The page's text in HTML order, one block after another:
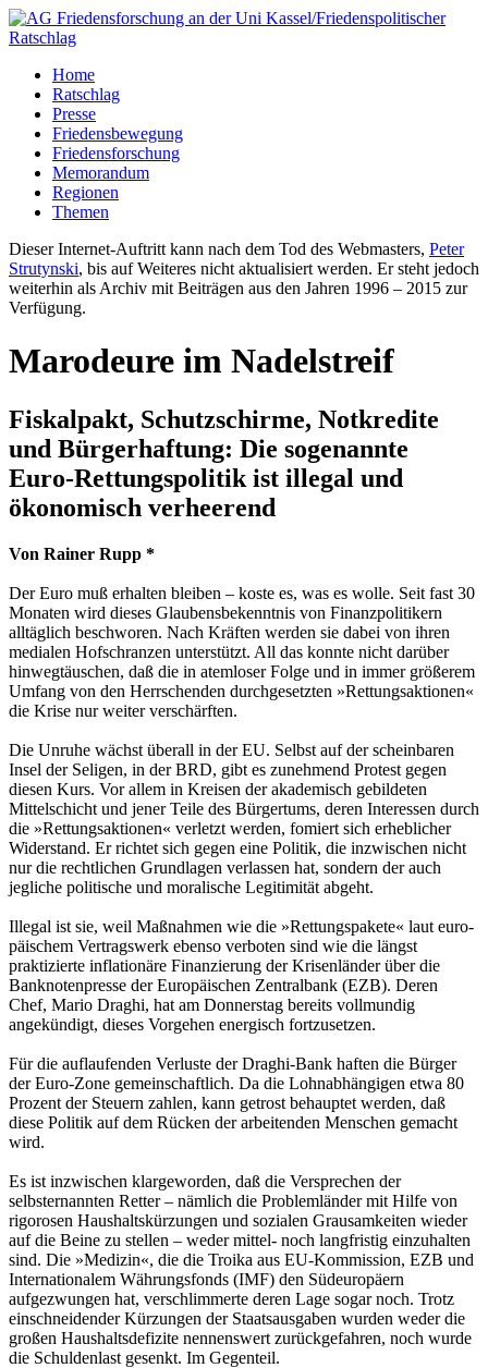
Home
Ratschlag
Presse
Friedensbewegung
Friedensforschung
Memorandum
Regionen
Themen
Dieser Internet-Auftritt kann nach dem Tod des Webmasters, Peter
Strutynski, bis auf Weiteres nicht aktualisiert werden. Er steht jedoch
weiterhin als Archiv mit Beiträgen aus den Jahren 1996 – 2015 zur
Verfügung.
Marodeure im Nadelstreif
Fiskalpakt, Schutzschirme, Notkredite
und Bürgerhaftung: Die sogenannte
Euro-Rettungspolitik ist illegal und
ökonomisch verheerend
Von Rainer Rupp *
Der Euro muß erhalten bleiben – koste es, was es wolle. Seit fast 30
Monaten wird dieses Glaubensbekenntnis von Finanzpolitikern
alltäglich beschworen. Nach Kräften werden sie dabei von ihren
medialen Hofschranzen unterstützt. All das konnte nicht darüber
hinwegtäuschen, daß die in atemloser Folge und in immer größerem
Umfang von den Herrschenden durchgesetzten »Rettungsaktionen«
die Krise nur weiter verschärften.
Die Unruhe wächst überall in der EU. Selbst auf der scheinbaren
Insel der Seligen, in der BRD, gibt es zunehmend Protest gegen
diesen Kurs. Vor allem in Kreisen der akademisch gebildeten
Mittelschicht und jener Teile des Bürgertums, deren Interessen durch
die »Rettungsaktionen« verletzt werden, fomiert sich erheblicher
Widerstand. Er richtet sich gegen eine Politik, die inzwischen nicht
nur die rechtlichen Grundlagen verlassen hat, sondern der auch
jegliche politische und moralische Legitimität abgeht.
Illegal ist sie, weil Maßnahmen wie die »Rettungspakete« laut euro­
päischem Vertragswerk ebenso verboten sind wie die längst
praktizierte inflationäre Finanzierung der Krisenländer über die
Banknotenpresse der Europäischen Zentralbank (EZB). Deren
Chef, Mario Draghi, hat am Donnerstag bereits vollmundig
angekündigt, dieses Vorgehen energisch fortzusetzen.
Für die auflaufenden Verluste der Draghi-Bank haften die Bürger
der Euro-Zone gemeinschaftlich. Da die Lohnabhängigen etwa 80
Prozent der Steuern zahlen, kann getrost behauptet werden, daß
diese Politik auf dem Rücken der arbeitenden Menschen gemacht
wird.
Es ist inzwischen klargeworden, daß die Versprechen der
selbsternannten Retter – nämlich die Problemländer mit Hilfe von
rigorosen Haushaltskürzungen und sozialen Grausamkeiten wieder
auf die Beine zu stellen – weder mittel- noch langfristig einzuhalten
sind. Die »Medizin«, die die Troika aus EU-Kommission, EZB und
Internationalem Währungsfonds (IMF) den Südeuropäern
aufgezwungen hat, verschlimmerte deren Lage sogar noch. Trotz
einschneidender Kürzungen der Staatsausgaben wurden weder die
großen Haushaltsdefizite nennenswert zurückgefahren, noch wurde
die Schuldenlast gesenkt. Im Gegenteil.